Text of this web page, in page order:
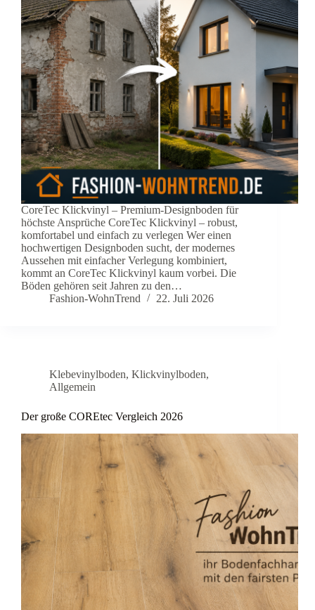
CoreTec Klickvinyl – Premium-Designboden für
höchste Ansprüche CoreTec Klickvinyl – robust,
komfortabel und einfach zu verlegen Wer einen
hochwertigen Designboden sucht, der modernes
Aussehen mit einfacher Verlegung kombiniert,
kommt an CoreTec Klickvinyl kaum vorbei. Die
Böden gehören seit Jahren zu den…
Fashion-WohnTrend
22. Juli 2026
Klebevinylboden, Klickvinylboden,
Allgemein
Der große COREtec Vergleich 2026